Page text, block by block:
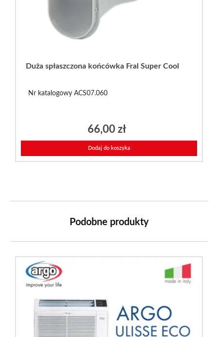
Duża spłaszczona końcówka Fral Super Cool
Nr katalogowy ACS07.060
66,00 zł
Dodaj do koszyka
Podobne produkty